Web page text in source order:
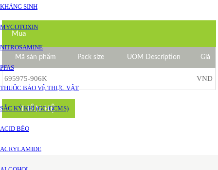
KHÁNG SINH
MYCOTOXIN
NITROSAMINE
PFAS
THUỐC BẢO VỆ THỰC VẬT
SẮC KÝ KHÍ (GC/GCMS)
ACID BÉO
ACRYLAMIDE
Mua
Mã sản phẩm Pack size UOM Description Giá
695975-906K VND
LIÊN HỆ